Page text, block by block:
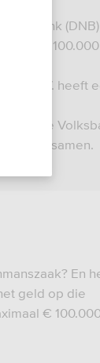
Bank (DNB)
tot € 100.000
N.V. heeft
van de
samen.
En
geld op die
€